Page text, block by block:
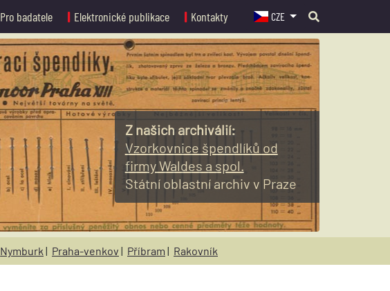
Pro badatele Elektronické publikace Kontakty CZE
Z našich archiválií:
Vzorkovnice špendlíků od
firmy Waldes a spol.
Státní oblastní archiv v Praze
Nymburk | Praha-venkov | Příbram | Rakovník